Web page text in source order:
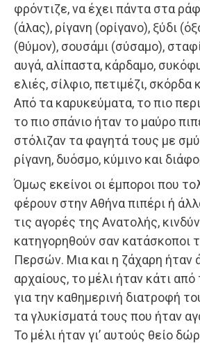
φρόντιζε, να έχει πάντα στα
(άλας), ρίγανη (ορίγανο), ξύδι
(θύμον), σουσάμι (σύσαμο),
αυγά, αλίπαστα, κάρδαμο,
ελιές, σίλφιο, πετιμέζι, σκόρδα
Από τα καρυκεύματα, το πιο
το πιο σπάνιο ήταν το μαύρο
στόλιζαν τα φαγητά τους με
ρίγανη, δυόσμο, κύμινο και
Όμως εκείνοι οι έμποροι που
φέρουν στην Αθήνα πιπέρι ή
τις αγορές της Ανατολής,
κατηγορηθούν σαν κατάσκοποι
Περσών. Μια και η ζάχαρη ήταν
αρχαίους, το μέλι ήταν κάτι
για την καθημερινή διατροφή
τα γλυκίσματά τους που ήταν
Το μέλι ήταν γι’ αυτούς θείο